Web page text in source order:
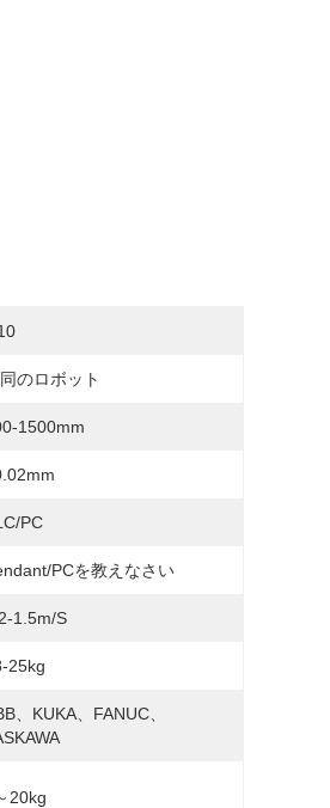
のロボット
1500mm
PC
PCを教えなさい
1.5m/s
25kg
、KUKA、FANUC、
20kg